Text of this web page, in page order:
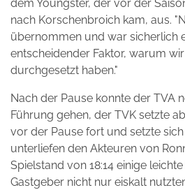
dem Youngster, der vor der
nach Korschenbroich kam, aus.
übernommen und war sicherlich
entscheidender Faktor, warum
durchgesetzt haben."
Nach der Pause konnte der TVA
Führung gehen, der TVK setzte
vor der Pause fort und setzte sich
unterliefen den Akteuren von
Spielstand von 18:14 einige
Gastgeber nicht nur eiskalt